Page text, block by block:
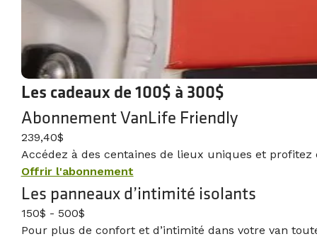
Les cadeaux de 100$ à 300$
Abonnement VanLife Friendly
239,40$
Accédez à des centaines de lieux uniques et profitez
Offrir l'abonnement
Les panneaux d’intimité isolants
150$ - 500$
Pour plus de confort et d’intimité dans votre van